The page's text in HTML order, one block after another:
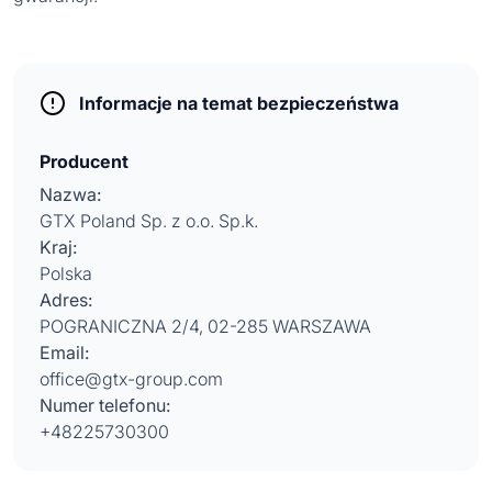
Informacje na temat bezpieczeństwa
Producent
Nazwa:
GTX Poland Sp. z o.o. Sp.k.
Kraj:
Polska
Adres:
POGRANICZNA 2/4, 02-285 WARSZAWA
Email:
office@gtx-group.com
Numer telefonu:
+48225730300